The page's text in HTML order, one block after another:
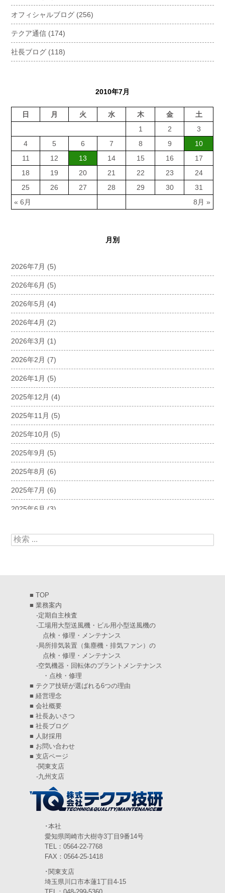
オフィシャルブログ (256)
テクア通信 (174)
社長ブログ (118)
2010年7月
日 月 火 水 木 金 土
« 6月 8月 »
1 2
3
4
5 6 7 8 9
10
11
12 13 14 15 16
17
18
19 20 21 22 23
24
25
26 27 28 29 30 31
月別
2026年7月 (5)
2026年6月 (5)
2026年5月 (4)
2026年4月 (2)
2026年3月 (1)
2026年2月 (7)
2026年1月 (5)
2025年12月 (4)
2025年11月 (5)
2025年10月 (5)
2025年9月 (5)
2025年8月 (6)
2025年7月 (6)
2025年6月 (3)
2025年4月(5)
2025年1月(7)
2024年12月(4)
2024年11月(6)
2024年10月(5)
2024年9月(4)
2024年8月(5)
2024年7月(6)
2024年6月 (4)
2024年5月(5)
2024年4月(5)
(6)
2024年2月(4)
(6)
2023年12月(3)
2023年10月(3)
検索:
■ TOP
■ 業務案内
-定期自主検査
-工場用大型送風機・ビル用小型送風機の
点検・修理・メンテナンス
-局所排気装置（集塵機・排気ファン）の
点検・修理・メンテナンス
-空気機器・回転体のプラントメンテナンス
・点検・修理
■ テクア技研が選ばれる6つの理由
■ 経営理念
■ 会社概要
■ 社長あいさつ
■ 社長ブログ
■ 人財採用
■ お問い合わせ
■ 支店ページ
-関東支店
-九州支店
･本社
愛知県岡崎市大樹寺3丁目9番14号
TEL：0564-22-7768
FAX：0564-25-1418
･関東支店
埼玉県川口市本蓮1丁目4-15